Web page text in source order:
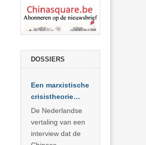
DOSSIERS
Een marxistische
crisistheorie
voor vandaag
De Nederlandse
vertaling van een
interview dat de